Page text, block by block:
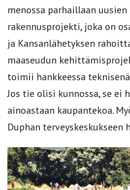
menossa parhaillaan
rakennusprojekti, joka on
ja Kansanlähetyksen
maaseudun
toimii hankkeessa
Jos tie olisi kunnossa, se ei
ainoastaan kaupantekoa.
Duphan terveyskeskukseen